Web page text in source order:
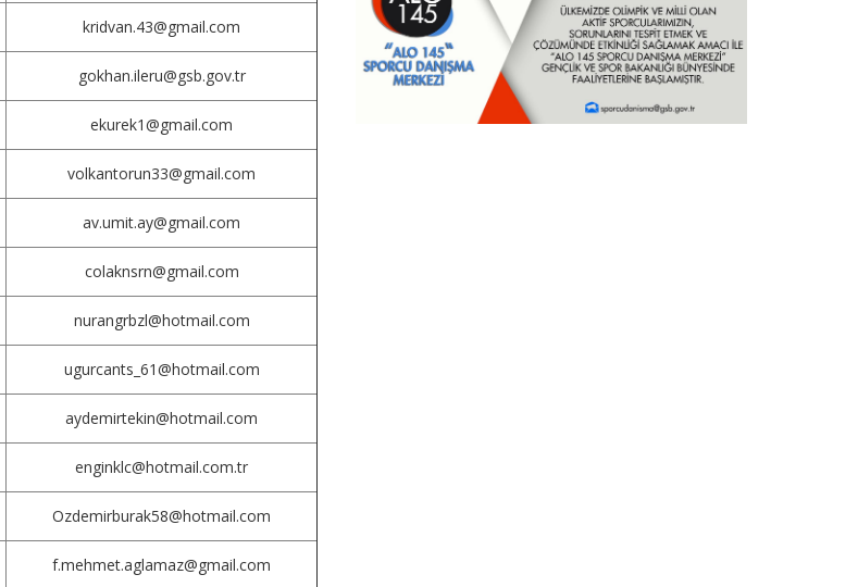
kridvan.43@gmail.com
gokhan.ileru@gsb.gov.tr
ekurek1@gmail.com
volkantorun33@gmail.com
av.umit.ay@gmail.com
colaknsrn@gmail.com
nurangrbzl@hotmail.com
ugurcants_61@hotmail.com
aydemirtekin@hotmail.com
enginklc@hotmail.com.tr
Ozdemirburak58@hotmail.com
f.mehmet.aglamaz@gmail.com
Duyuru